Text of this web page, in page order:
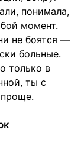
понимала,
момент.
не боятся —
больные.
только в
ты с